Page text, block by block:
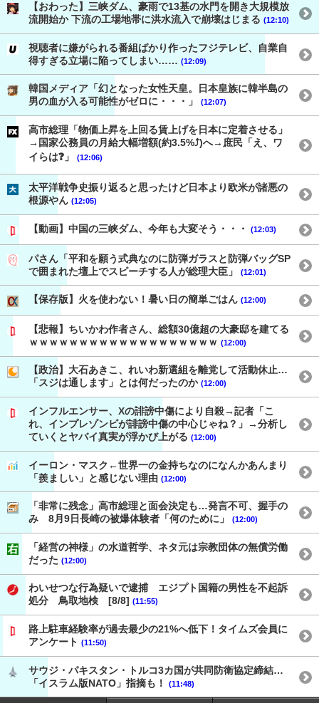
【おわった】三峡ダム、豪雨で13基の水門を開き大規模放
流開始か 下流の工場地帯に洪水流入で崩壊はじまる (12:10)
視聴者に嫌がられる番組ばかり作ったフジテレビ、自業自
得すぎる立場に陥ってしまい…… (12:09)
韓国メディア「幻となった女性天皇。日本皇族に韓半島の
男の血が入る可能性がゼロに・・・」
(12:07)
高市総理「物価上昇を上回る賃上げを日本に定着させる」
→国家公務員の月給大幅増額(約3.5%⤴)へ→庶民「え、ワ
イらは❓」
(12:06)
太平洋戦争史振り返ると思ったけど日本より欧米が諸悪の
根源やん (12:05)
【動画】中国の三峡ダム、今年も大変そう・・・ (12:03)
パさん「平和を願う式典なのに防弾ガラスと防弾バッグSP
で囲まれた壇上でスピーチする人が総理大臣」
(12:01)
【保存版】火を使わない！暑い日の簡単ごはん (12:00)
【悲報】ちいかわ作者さん、総額30億超の大豪邸を建てる
ｗｗｗｗｗｗｗｗｗｗｗｗｗｗｗｗｗｗｗ (12:00)
【政治】大石あきこ、れいわ新選組を離党して活動休止…
「スジは通します」とは何だったのか (12:00)
インフルエンサー、Xの誹謗中傷により自殺→記者「こ
れ、インプレゾンビが誹謗中傷の中心じゃね？」→分析し
ていくとヤバイ真実が浮かび上がる (12:00)
イーロン・マスク←世界一の金持ちなのになんかあんまり
「羨ましい」と感じない理由 (12:00)
「非常に残念」高市総理と面会決定も…発言不可、握手の
み 8月9日長崎の被爆体験者「何のために」
(12:00)
「経営の神様」の水道哲学、ネタ元は宗教団体の無償労働
だった (12:00)
わいせつな行為疑いで逮捕 エジプト国籍の男性を不起訴
処分 鳥取地検 [8/8] (11:55)
路上駐車経験率が過去最少の21%へ低下！タイムズ会員に
アンケート (11:50)
サウジ・パキスタン・トルコ3カ国が共同防衛協定締結…
「イスラム版NATO」指摘も！
(11:48)